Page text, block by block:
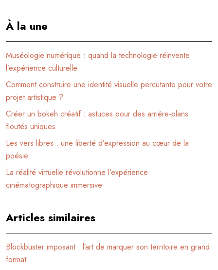
À la une
Muséologie numérique : quand la technologie réinvente
l’expérience culturelle
Comment construire une identité visuelle percutante pour votre
projet artistique ?
Créer un bokeh créatif : astuces pour des arrière-plans
floutés uniques
Les vers libres : une liberté d’expression au cœur de la
poésie
La réalité virtuelle révolutionne l’expérience
cinématographique immersive
Articles similaires
Blockbuster imposant : l’art de marquer son territoire en grand
format